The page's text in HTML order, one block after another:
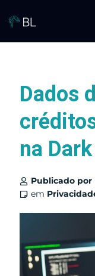
Pular
para
Dados
na
Publicado por
em